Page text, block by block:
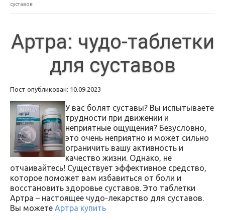
суставов
Артра: чудо-таблетки
для суставов
Пост опубликован: 10.09.2023
У вас болят суставы? Вы испытываете
трудности при движении и
неприятные ощущения? Безусловно,
это очень неприятно и может сильно
ограничить вашу активность и
качество жизни. Однако, не
отчаивайтесь! Существует эффективное средство,
которое поможет вам избавиться от боли и
восстановить здоровье суставов. Это таблетки
Артра – настоящее чудо-лекарство для суставов.
Вы можете Артра купить